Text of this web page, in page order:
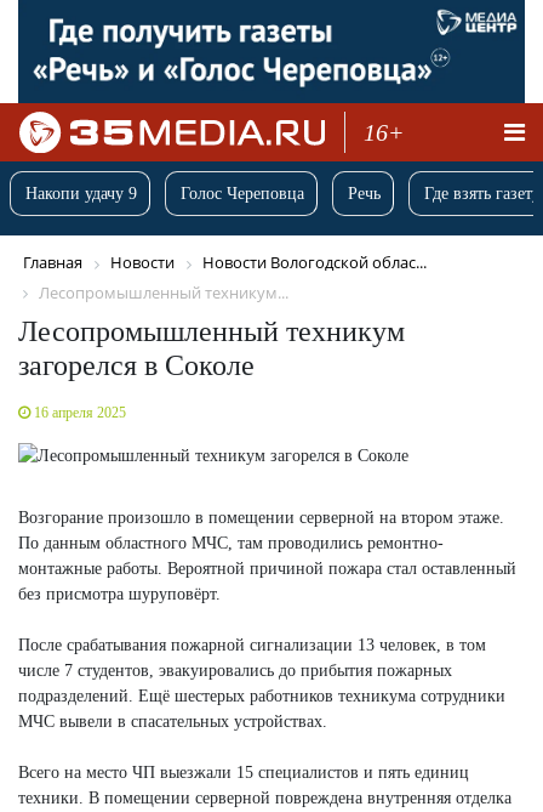
16+
Накопи удачу 9 Голос Череповца Речь Где взять
Главная Новости
Новости Вологодской облас...
Лесопромышленный техникум...
Лесопромышленный техникум
загорелся в Соколе
16 апреля 2025
Возгорание произошло в помещении серверной на втором этаже.
По данным областного МЧС, там проводились ремонтно-
монтажные работы. Вероятной причиной пожара стал оставленный
без присмотра шуруповёрт.
После срабатывания пожарной сигнализации 13 человек, в том
числе 7 студентов, эвакуировались до прибытия пожарных
подразделений. Ещё шестерых работников техникума сотрудники
МЧС вывели в спасательных устройствах.
Всего на место ЧП выезжали 15 специалистов и пять единиц
техники. В помещении серверной повреждена внутренняя отделка